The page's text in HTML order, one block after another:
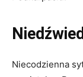
Niecodzienna